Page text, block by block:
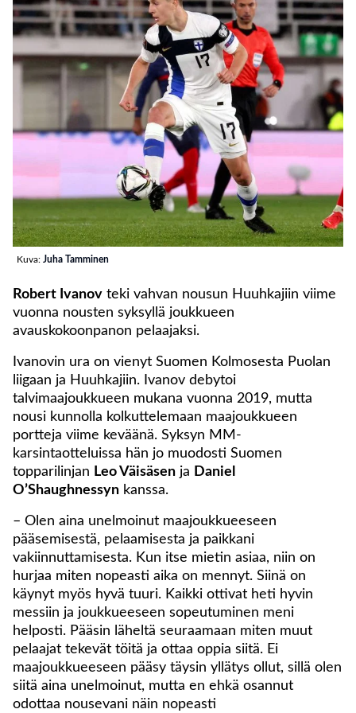
Kuva: Juha Tamminen
Robert Ivanov teki vahvan nousun Huuhkajiin viime
vuonna nousten syksyllä joukkueen
avauskokoonpanon pelaajaksi.
Ivanovin ura on vienyt Suomen Kolmosesta Puolan
liigaan ja Huuhkajiin. Ivanov debytoi
talvimaajoukkueen mukana vuonna 2019, mutta
nousi kunnolla kolkuttelemaan maajoukkueen
portteja viime keväänä. Syksyn MM-
karsintaotteluissa hän jo muodosti Suomen
topparilinjan Leo Väisäsen ja Daniel
O’Shaughnessyn kanssa.
– Olen aina unelmoinut maajoukkueeseen
pääsemisestä, pelaamisesta ja paikkani
vakiinnuttamisesta. Kun itse mietin asiaa, niin on
hurjaa miten nopeasti aika on mennyt. Siinä on
käynyt myös hyvä tuuri. Kaikki ottivat heti hyvin
messiin ja joukkueeseen sopeutuminen meni
helposti. Pääsin läheltä seuraamaan miten muut
pelaajat tekevät töitä ja ottaa oppia siitä. Ei
maajoukkueeseen pääsy täysin yllätys ollut, sillä olen
siitä aina unelmoinut, mutta en ehkä osannut
odottaa nousevani näin nopeasti